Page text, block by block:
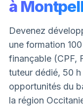
à
Devenez
une formation
finançable (CPF,
tuteur dédié, 50
opportunités du
la région